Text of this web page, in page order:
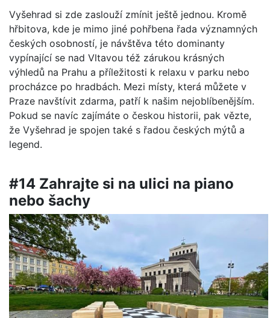
Vyšehrad si zde zaslouží zmínit ještě jednou. Kromě
hřbitova, kde je mimo jiné pohřbena řada významných
českých osobností, je návštěva této dominanty
vypínající se nad Vltavou též zárukou krásných
výhledů na Prahu a příležitosti k relaxu v parku nebo
procházce po hradbách. Mezi místy, která můžete v
Praze navštívit zdarma, patří k našim nejoblíbenějším.
Pokud se navíc zajímáte o českou historii, pak vězte,
že Vyšehrad je spojen také s řadou českých mýtů a
legend.
#14 Zahrajte si na ulici na piano
nebo šachy